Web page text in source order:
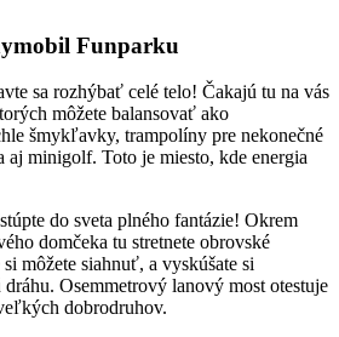
Funparku
sa rozhýbať celé telo! Čakajú tu na vás
môžete balansovať ako
šmykľavky, trampolíny pre nekonečné
aj minigolf. Toto je miesto, kde energia
do sveta plného fantázie! Okrem
domčeka tu stretnete obrovské
môžete siahnuť, a vyskúšate si
Osemmetrový lanový most otestuje
dobrodruhov.